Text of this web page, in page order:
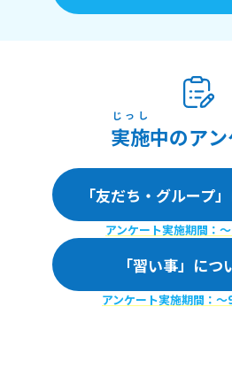
実施
じっし
中のア
「友だち・グループ
アンケート実施期間：
「習い事」につ
アンケート実施期間：